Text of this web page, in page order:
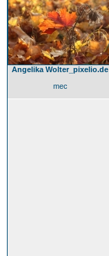
Angelika Wolter_pixelio.de
mec